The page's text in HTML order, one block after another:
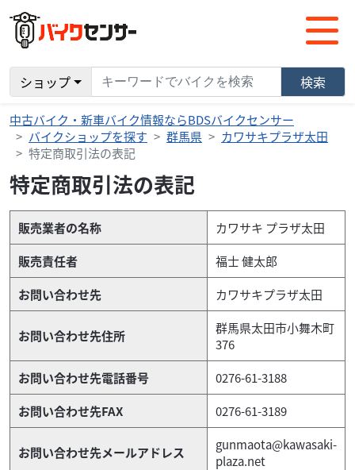
ショップ 検索
中古バイク・新車バイク情報ならBDSバイクセンサー
バイクショップを探す
群馬県
カワサキプラザ太田
特定商取引法の表記
特定商取引法の表記
販売業者の名称
カワサキ プラザ太田
販売責任者
福士 健太郎
お問い合わせ先
カワサキプラザ太田
お問い合わせ先住所
群馬県太田市小舞木町
376
お問い合わせ先電話番号
0276-61-3188
お問い合わせ先FAX
0276-61-3189
お問い合わせ先メールアドレス
gunmaota@kawasaki-
plaza.net